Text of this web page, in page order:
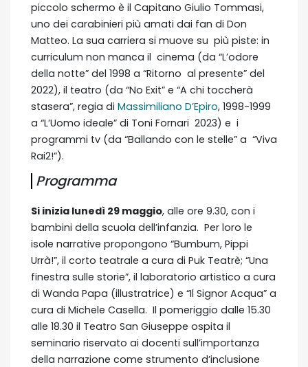
piccolo schermo è il Capitano Giulio Tommasi,
uno dei carabinieri più amati dai fan di Don
Matteo. La sua carriera si muove su più piste: in
curriculum non manca il cinema (da “L’odore
della notte” del 1998 a “Ritorno al presente” del
2022), il teatro (da “No Exit” e “A chi toccherà
stasera”, regia di Massimiliano D’Epiro, 1998-1999
a “L’Uomo ideale” di Toni Fornari 2023) e i
programmi tv (da “Ballando con le stelle” a “Viva
Rai2!”).
Programma
Si inizia lunedì 29 maggio, alle ore 9.30, con i
bambini della scuola dell’infanzia. Per loro le
isole narrative propongono “Bumbum, Pippi
Urrà!”, il corto teatrale a cura di Puk Teatrè; “Una
finestra sulle storie”, il laboratorio artistico a cura
di Wanda Papa (illustratrice) e “Il Signor Acqua” a
cura di Michele Casella. Il pomeriggio dalle 15.30
alle 18.30 il Teatro San Giuseppe ospita il
seminario riservato ai docenti sull’importanza
della narrazione come strumento d’inclusione